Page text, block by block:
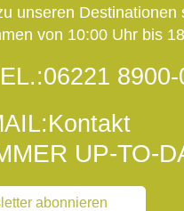
unseren Destinationen
von 10:00 Uhr bis
06221 8900-
Kontakt
UP-TO-
abonnieren